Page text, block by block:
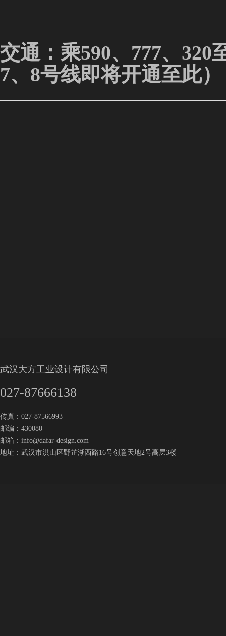
交通：乘590、777、
7、8号线即将开通至此）
武汉大方工业设计有限公司
027-87666138
传真：027-87566993
邮编：430080
邮箱： info@dafar-design.com
地址：武汉市洪山区野芷湖西路16号创意天地2号高层3楼